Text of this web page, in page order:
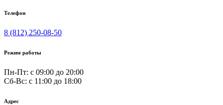
Телефон
8 (812) 250-08-50
Режим работы
Пн-Пт: с 09:00 до 20:00
Сб-Вс: c 11:00 до 18:00
Адрес